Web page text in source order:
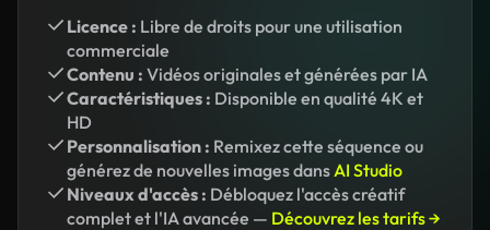
Licence : Libre de droits pour une utilisation
commerciale
Contenu : Vidéos originales et générées par IA
Caractéristiques : Disponible en qualité 4K et
HD
Personnalisation : Remixez cette séquence ou
générez de nouvelles images dansAI Studio
Niveaux d'accès : Débloquez l'accès créatif
complet et l'IA avancée — Découvrez les tarifs →